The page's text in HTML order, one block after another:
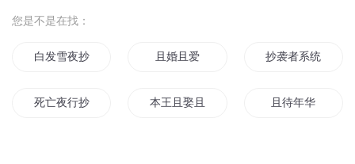
您是不是在找：
白发雪夜抄 且婚且爱 抄袭者系统
死亡夜行抄 本王且娶且撩 且待年华